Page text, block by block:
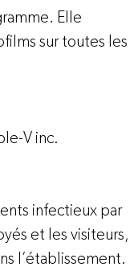
Elle
sur toutes les
V inc.
infectieux par
et les visiteurs,
l’établissement.